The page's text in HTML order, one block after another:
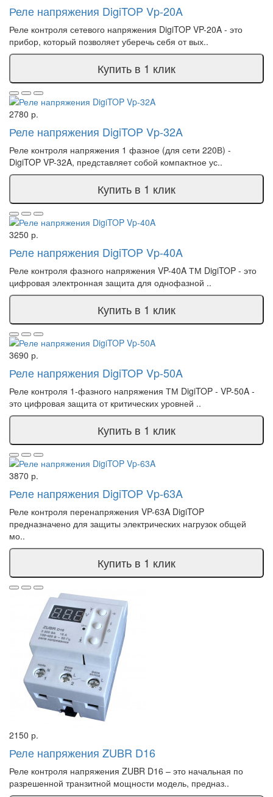
Реле напряжения DigiTOP Vp-20A
Реле контроля сетевого напряжения DigiTOP VP-20A - это
прибор, который позволяет уберечь себя от вых..
Купить в 1 клик
2780 р.
Реле напряжения DigiTOP Vp-32A
Реле контроля напряжения 1 фазное (для сети 220В) -
DigiTOP VP-32A, представляет собой компактное ус..
Купить в 1 клик
3250 р.
Реле напряжения DigiTOP Vp-40A
Реле контроля фазного напряжения VP-40A ТМ DigiTOP - это
цифровая электронная защита для однофазной ..
Купить в 1 клик
3690 р.
Реле напряжения DigiTOP Vp-50A
Реле контроля 1-фазного напряжения ТМ DigiTOP - VP-50A -
это цифровая защита от критических уровней ..
Купить в 1 клик
3870 р.
Реле напряжения DigiTOP Vp-63A
Реле контроля перенапряжения VP-63A DigiTOP
предназначено для защиты электрических нагрузок общей
мо..
Купить в 1 клик
2150 р.
Реле напряжения ZUBR D16
Реле контроля напряжения ZUBR D16 – это начальная по
разрешенной транзитной мощности модель, предназ..